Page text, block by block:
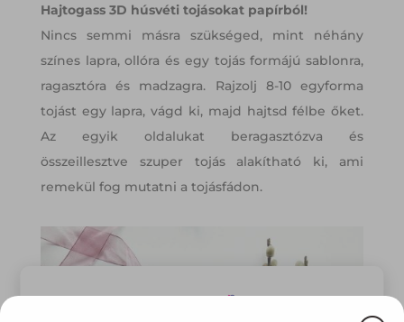
Hajtogass 3D húsvéti tojásokat papírból!
Nincs semmi másra szükséged, mint néhány
színes lapra, ollóra és egy tojás formájú sablonra,
ragasztóra és madzagra. Rajzolj 8-10 egyforma
tojást egy lapra, vágd ki, majd hajtsd félbe őket.
Az egyik oldalukat beragasztózva és
összeillesztve szuper tojás alakítható ki, ami
remekül fog mutatni a tojásfádon.